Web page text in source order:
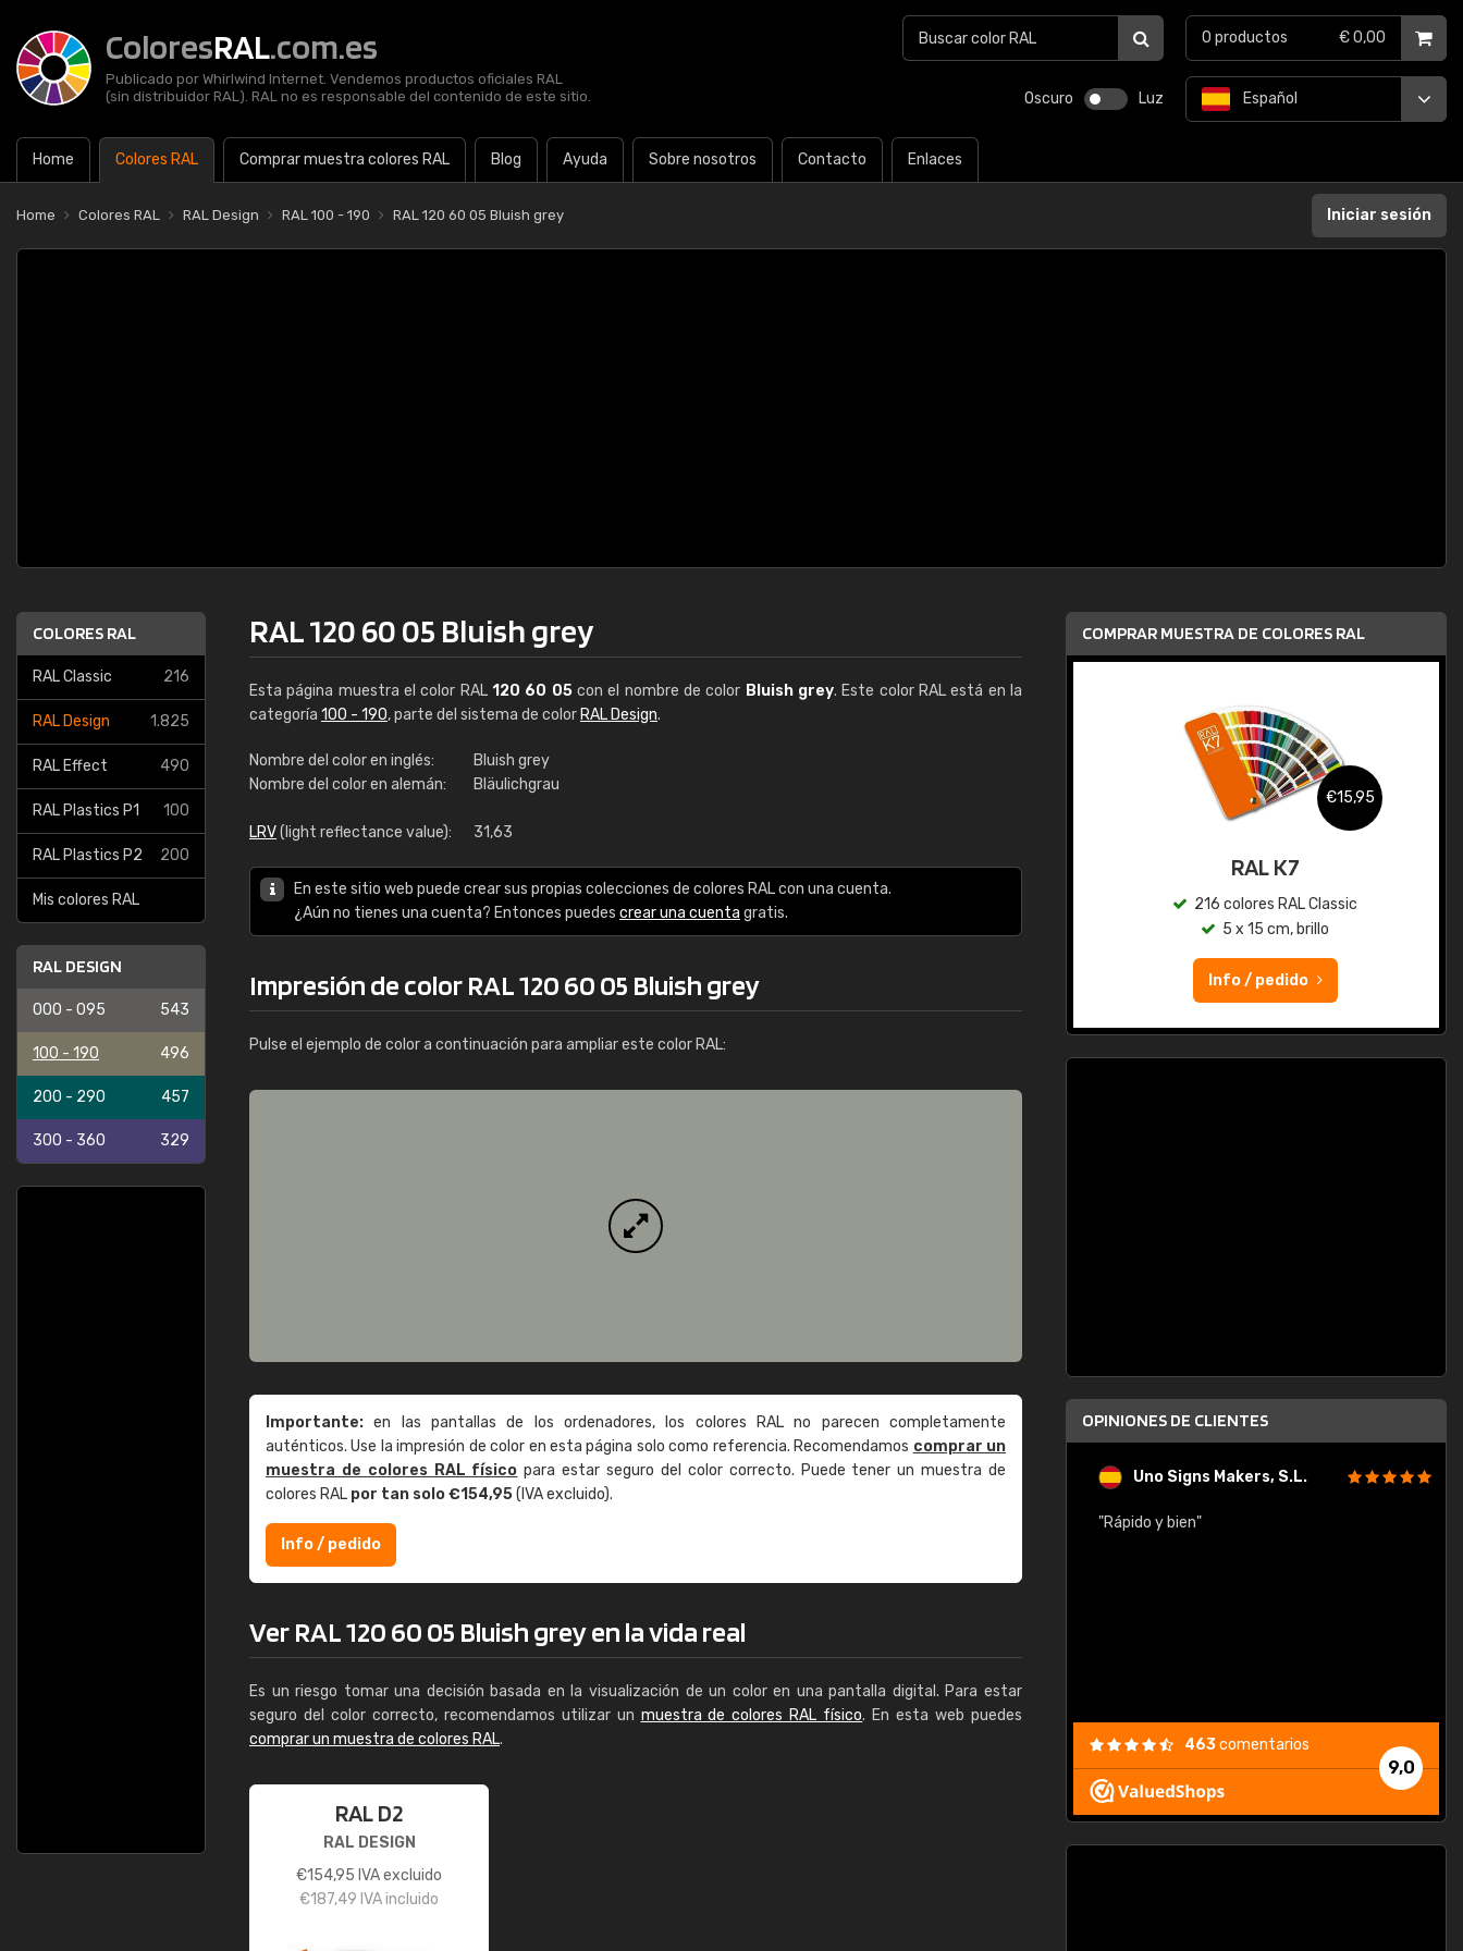
ColoresRAL.com.es
Publicado por Whirlwind Internet. Vendemos productos oficiales RAL
(sin distribuidor RAL). RAL no es responsable del contenido de este sitio.
Oscuro Luz
Home Colores RAL Comprar muestra colores RAL Blog Ayuda Sobre nosotros Contacto Enlaces
Español
0 productos € 0,00
Home Colores RAL RAL Design RAL 100 - 190 RAL 120 60 05 Bluish grey Iniciar sesión
COLORES RAL
RAL Classic 216
RAL Design 1.825
RAL Effect 490
RAL Plastics P1 100
RAL Plastics P2 200
Mis colores RAL
RAL DESIGN
000 - 095 543
100 - 190 496
200 - 290 457
300 - 360 329
RAL 120 60 05 Bluish grey
Esta página muestra el color RAL 120 60 05con el nombre de color Bluish grey. Este color RAL está en la
categoría 100 - 190, parte del sistema de color RAL Design.
Nombre del color en inglés:
Bluish grey
Nombre del color en alemán:
Bläulichgrau
LRV(light reflectance value): 31,63
En este sitio web puede crear sus propias colecciones de colores RAL con una cuenta.
¿Aún no tienes una cuenta? Entonces puedes crear una cuenta gratis.
Impresión de color RAL 120 60 05 Bluish grey
Pulse el ejemplo de color a continuación para ampliar este color RAL:
Importante: en las pantallas de los ordenadores, los colores RAL no parecen completamente
auténticos. Use la impresión de color en esta página solo como referencia. Recomendamos comprar un
muestra de colores RAL físico para estar seguro del color correcto. Puede tener un muestra de
colores RAL por tan solo €154,95(IVA excluido).
Info / pedido
Ver RAL 120 60 05 Bluish grey en la vida real
Es un riesgo tomar una decisión basada en la visualización de un color en una pantalla digital. Para estar
seguro del color correcto, recomendamos utilizar un muestra de colores RAL físico. En esta web puedes
comprar un muestra de colores RAL.
RAL D2
RAL DESIGN
€154,95 IVA excluido
€187,49 IVA incluido
COMPRAR MUESTRA DE COLORES RAL
RAL K7 a base de agua
€15,95
RAL K7
216 colores RAL Classic
5 x 15 cm, brillo
Info / pedido
OPINIONES DE CLIENTES
Enrique Uno Signs Makers, S.L.
"Rápido y bien"
9,0
463comentarios